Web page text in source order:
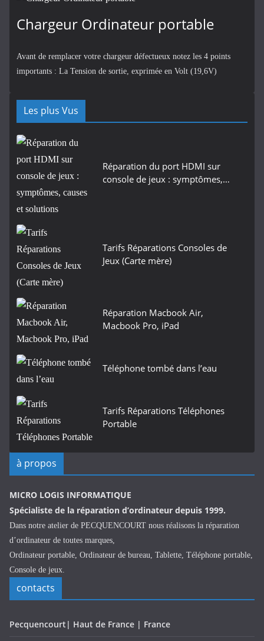
Chargeur Ordinateur portable
Avant de remplacer votre chargeur défectueux notez les 4 points
importants : La Tension de sortie, exprimée en Volt (19,6V)
Les plus Vus
Réparation du port HDMI sur
console de jeux : symptômes,…
Tarifs Réparations Consoles de
Jeux (Carte mère)
Réparation Macbook Air,
Macbook Pro, iPad
Téléphone tombé dans l’eau
Tarifs Réparations Téléphones
Portable
à propos
MICRO LOGIS INFORMATIQUE
Spécialiste de la réparation d’ordinateur depuis 1999.
Dans notre atelier de PECQUENCOURT nous réalisons la réparation
d’ordinateur de toutes marques,
Ordinateur portable, Ordinateur de bureau, Tablette, Téléphone portable,
Console de jeux.
contacts
Pecquencourt| Haut de France | France